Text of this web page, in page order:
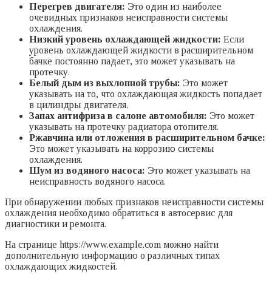
Перегрев двигателя: Это один из наиболее
очевидных признаков неисправности системы
охлаждения.
Низкий уровень охлаждающей жидкости: Если
уровень охлаждающей жидкости в расширительном
бачке постоянно падает, это может указывать на
протечку.
Белый дым из выхлопной трубы: Это может
указывать на то, что охлаждающая жидкость попадает
в цилиндры двигателя.
Запах антифриза в салоне автомобиля: Это может
указывать на протечку радиатора отопителя.
Ржавчина или отложения в расширительном бачке:
Это может указывать на коррозию системы
охлаждения.
Шум из водяного насоса: Это может указывать на
неисправность водяного насоса.
При обнаружении любых признаков неисправности системы
охлаждения необходимо обратиться в автосервис для
диагностики и ремонта.
На странице https://www.example.com можно найти
дополнительную информацию о различных типах
охлаждающих жидкостей.